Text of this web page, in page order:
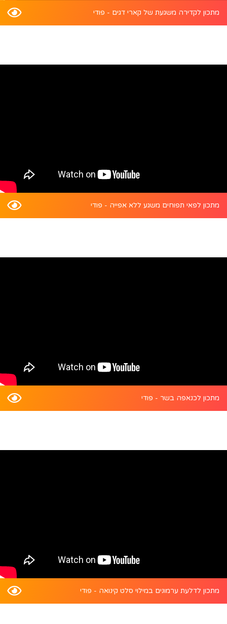
מתכון לקדירה משגעת של קארי דגים - פודי
מתכון לפאי תפוחים משגע ללא אפייה - פודי
מתכון לכנאפה בשר - פודי
מתכון לדלעת ערמונים במילוי סלט קינואה - פודי